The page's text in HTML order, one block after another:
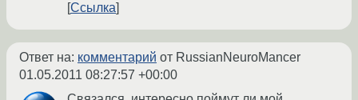
Ссылка
Ответ на: комментарий от RussianNeuroMancer
01.05.2011 08:27:57 +00:00